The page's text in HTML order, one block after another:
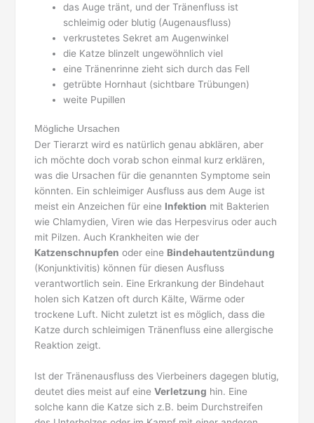
das Auge tränt, und der Tränenfluss ist
schleimig oder blutig (Augenausfluss)
verkrustetes Sekret am Augenwinkel
die Katze blinzelt ungewöhnlich viel
eine Tränenrinne zieht sich durch das Fell
getrübte Hornhaut (sichtbare Trübungen)
weite Pupillen
Mögliche Ursachen
Der Tierarzt wird es natürlich genau abklären, aber
ich möchte doch vorab schon einmal kurz erklären,
was die Ursachen für die genannten Symptome sein
könnten. Ein schleimiger Ausfluss aus dem Auge ist
meist ein Anzeichen für eine Infektion mit Bakterien
wie Chlamydien, Viren wie das Herpesvirus oder auch
mit Pilzen. Auch Krankheiten wie der
Katzenschnupfen oder eine Bindehautentzündung
(Konjunktivitis) können für diesen Ausfluss
verantwortlich sein. Eine Erkrankung der Bindehaut
holen sich Katzen oft durch Kälte, Wärme oder
trockene Luft. Nicht zuletzt ist es möglich, dass die
Katze durch schleimigen Tränenfluss eine allergische
Reaktion zeigt.
Ist der Tränenausfluss des Vierbeiners dagegen blutig,
deutet dies meist auf eineVerletzung hin. Eine
solche kann die Katze sich z.B. beim Durchstreifen